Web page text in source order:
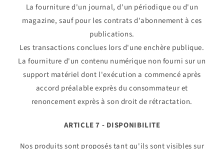
La fourniture d'un journal, d'un périodique ou d'un
magazine, sauf pour les contrats d'abonnement à ces
publications.
Les transactions conclues lors d'une enchère publique.
La fourniture d'un contenu numérique non fourni sur un
support matériel dont l'exécution a commencé après
accord préalable exprès du consommateur et
renoncement exprès à son droit de rétractation.
ARTICLE 7 - DISPONIBILITE
Nos produits sont proposés tant qu'ils sont visibles sur